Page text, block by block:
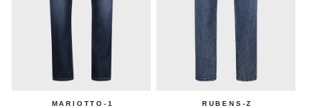
MARIOTTO-1 RUBENS-Z